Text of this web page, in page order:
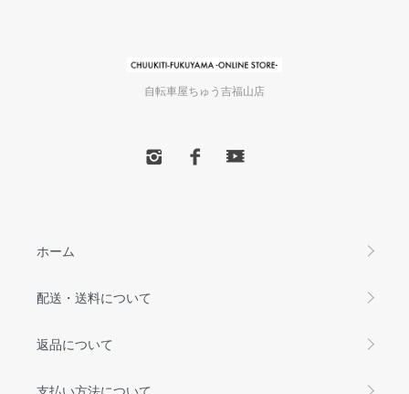
自転車屋ちゅう吉福山店
ホーム
配送・送料について
返品について
支払い方法について